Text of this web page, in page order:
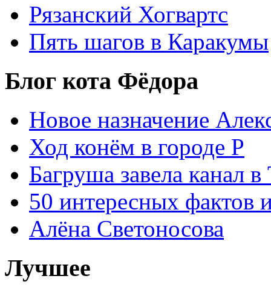
Рязанский Хогвартс
Пять шагов в Каракумы
Блог кота Фёдора
Новое назначение
Ход конём в городе Р
Багруша завела канал в
50 интересных фактов
Алёна Светоносова
Лучшее